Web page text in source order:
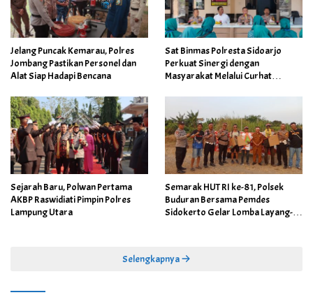
Jelang Puncak Kemarau, Polres
Jombang Pastikan Personel dan
Alat Siap Hadapi Bencana
Sat Binmas Polresta Sidoarjo
Perkuat Sinergi dengan
Masyarakat Melalui Curhat
Sejarah Baru, Polwan Pertama
AKBP Raswidiati Pimpin Polres
Lampung Utara
Semarak HUT RI ke-81, Polsek
Buduran Bersama Pemdes
Sidokerto Gelar Lomba Layang-
Selengkapnya